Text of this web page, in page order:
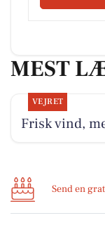
MEST
VEJRET
Frisk vind,
Send en